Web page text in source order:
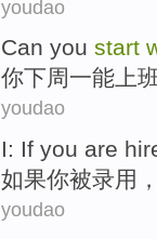
youdao
Can you start
你下周一能 上
youdao
I: If you are
如果你被录用，
youdao